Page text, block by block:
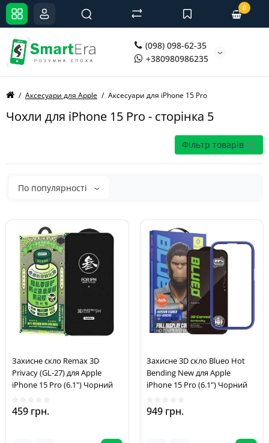
(098) 098-62-35
+380980986235
0
Аксесуари для Apple Аксесуари для iPhone 15 Pro
Чохли для iPhone 15 Pro - сторінка 5
Фільтр товарів
По популярності
Захисне скло Remax 3D
Privacy (GL-27) для Apple
iPhone 15 Pro (6.1") Чорний
459 грн.
Захисне 3D скло Blueo Hot
Bending New для Apple
iPhone 15 Pro (6.1") Чорний
949 грн.